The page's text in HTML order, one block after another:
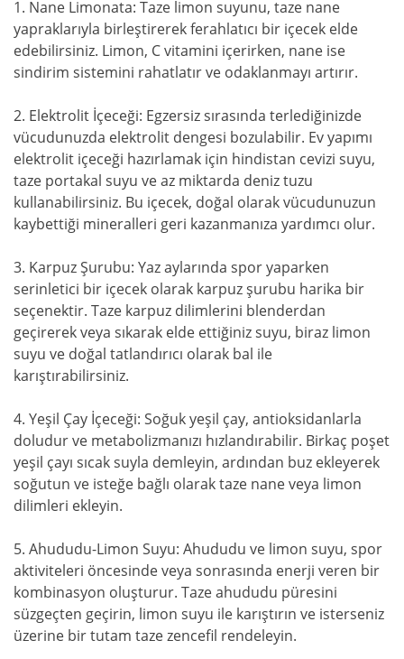
1. Nane Limonata: Taze limon suyunu, taze nane
yapraklarıyla birleştirerek ferahlatıcı bir içecek elde
edebilirsiniz. Limon, C vitamini içerirken, nane ise
sindirim sistemini rahatlatır ve odaklanmayı artırır.
2. Elektrolit İçeceği: Egzersiz sırasında terlediğinizde
vücudunuzda elektrolit dengesi bozulabilir. Ev yapımı
elektrolit içeceği hazırlamak için hindistan cevizi suyu,
taze portakal suyu ve az miktarda deniz tuzu
kullanabilirsiniz. Bu içecek, doğal olarak vücudunuzun
kaybettiği mineralleri geri kazanmanıza yardımcı olur.
3. Karpuz Şurubu: Yaz aylarında spor yaparken
serinletici bir içecek olarak karpuz şurubu harika bir
seçenektir. Taze karpuz dilimlerini blenderdan
geçirerek veya sıkarak elde ettiğiniz suyu, biraz limon
suyu ve doğal tatlandırıcı olarak bal ile
karıştırabilirsiniz.
4. Yeşil Çay İçeceği: Soğuk yeşil çay, antioksidanlarla
doludur ve metabolizmanızı hızlandırabilir. Birkaç poşet
yeşil çayı sıcak suyla demleyin, ardından buz ekleyerek
soğutun ve isteğe bağlı olarak taze nane veya limon
dilimleri ekleyin.
5. Ahududu-Limon Suyu: Ahududu ve limon suyu, spor
aktiviteleri öncesinde veya sonrasında enerji veren bir
kombinasyon oluşturur. Taze ahududu püresini
süzgeçten geçirin, limon suyu ile karıştırın ve isterseniz
üzerine bir tutam taze zencefil rendeleyin.